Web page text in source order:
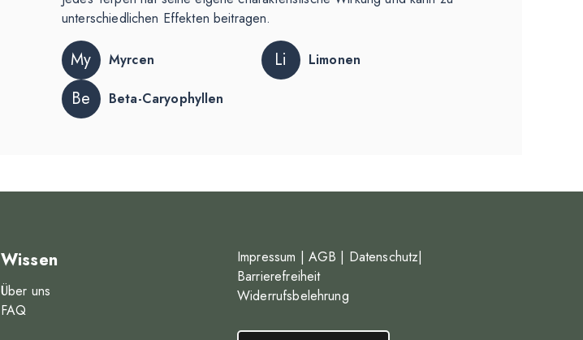
unterschiedlichen Effekten beitragen.
My Myrcen Li Limonen
Be Beta-Caryophyllen
Wissen
Über uns
FAQ
Impressum | AGB | Datenschutz|
Barrierefreiheit
Widerrufsbelehrung